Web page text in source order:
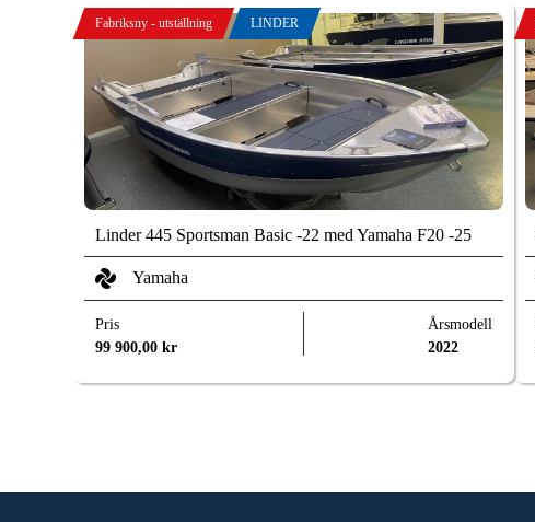
Fabriksny - utställning LINDER
Linder 445 Sportsman Basic -22 med Yamaha F20 -25
Yamaha
Pris
99 900,00kr
Årsmodell
2022